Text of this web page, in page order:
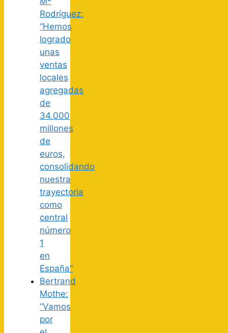
Rodríguez:
“Hemos
logrado
unas
ventas
locales
agregadas
de
34.000
millones
de
euros,
consolidando
nuestra
trayectoria
como
central
número
1
en
España”
Bertrand
Mothe:
“Vamos
por